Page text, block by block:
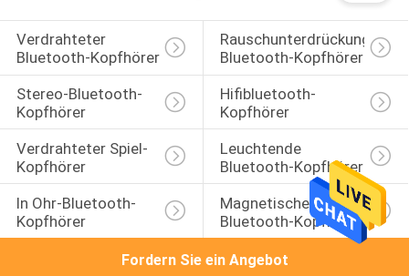
Verdrahteter
Bluetooth-Kopfhörer
Rauschunterdrückungs-
Bluetooth-Kopfhörer
Stereo-Bluetooth-
Kopfhörer
Hifibluetooth-
Kopfhörer
Verdrahteter Spiel-
Kopfhörer
Leuchtende
Bluetooth-Kopfhörer
In Ohr-Bluetooth-
Kopfhörer
Magnetische Sport-
Bluetooth-Kopfhörer
Fordern Sie ein Angebot